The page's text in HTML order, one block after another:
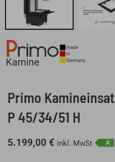
Primo
P 45/34/51 H
5.199,00 € inkl. MwSt